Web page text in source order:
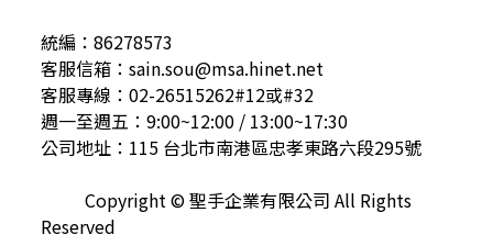
統編：86278573
客服信箱：sain.sou@msa.hinet.net
客服專線：02-26515262#12或#32
週一至週五：9:00~12:00 / 13:00~17:30
公司地址：115 台北市南港區忠孝東路六段295號
Copyright © 聖手企業有限公司 All Rights
Reserved